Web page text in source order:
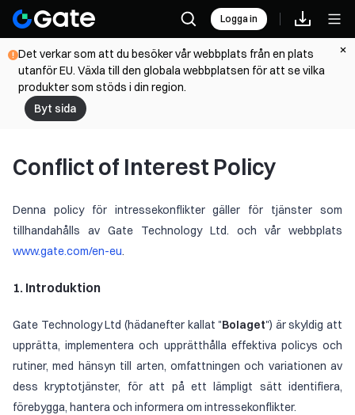
Logga in
Det verkar som att du besöker vår webbplats från en plats
utanför EU. Växla till den globala webbplatsen för att se vilka
produkter som stöds i din region.
Byt sida
Conflict of Interest Policy
Denna policy för intressekonflikter gäller för tjänster som
tillhandahålls av Gate Technology Ltd. och vår webbplats
www.gate.com/en-eu.
1. Introduktion
Gate Technology Ltd (hädanefter kallat "Bolaget") är skyldig att
upprätta, implementera och upprätthålla effektiva policys och
rutiner, med hänsyn till arten, omfattningen och variationen av
dess kryptotjänster, för att på ett lämpligt sätt identifiera,
förebygga, hantera och informera om intressekonflikter.